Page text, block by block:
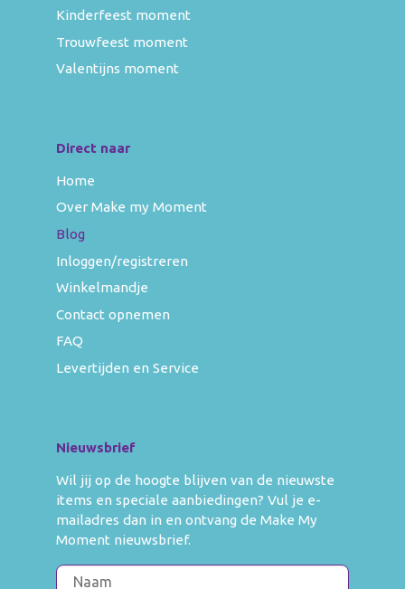
Kinderfeest moment
Trouwfeest moment
Valentijns moment
Direct naar
Home
Over Make my Moment
Blog
Inloggen/registreren
Winkelmandje
Contact opnemen
FAQ
Levertijden en Service
Nieuwsbrief
Wil jij op de hoogte blijven van de nieuwste
items en speciale aanbiedingen? Vul je e-
mailadres dan in en ontvang de Make My
Moment nieuwsbrief.